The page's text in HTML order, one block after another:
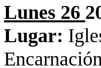
Lunes 26
Lugar: